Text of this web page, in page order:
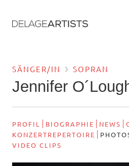
SÄNGER/IN SOPRAN
Jennifer
PROFIL BIOGRAPHIE NEWS
KONZERTREPERTOIRE
VIDEO CLIPS